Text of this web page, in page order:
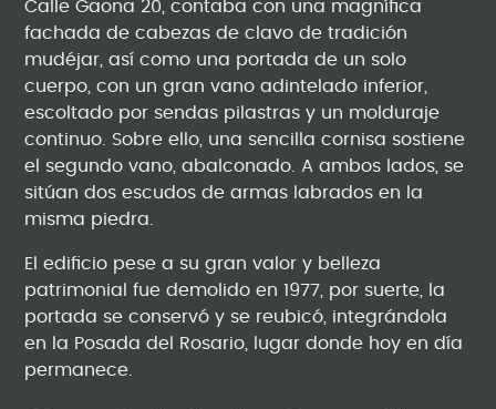
Calle Gaona 20, contaba con una magnífica
fachada de cabezas de clavo de tradición
mudéjar, así como una portada de un solo
cuerpo, con un gran vano adintelado inferior,
escoltado por sendas pilastras y un molduraje
continuo. Sobre ello, una sencilla cornisa sostiene
el segundo vano, abalconado. A ambos lados, se
sitúan dos escudos de armas labrados en la
misma piedra.
El edificio pese a su gran valor y belleza
patrimonial fue demolido en 1977, por suerte, la
portada se conservó y se reubicó, integrándola
en la Posada del Rosario, lugar donde hoy en día
permanece.